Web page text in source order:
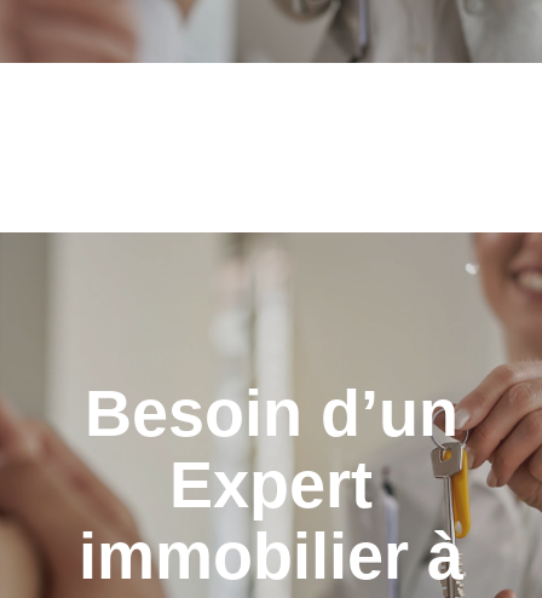
Besoin d’un
Expert
immobilier à